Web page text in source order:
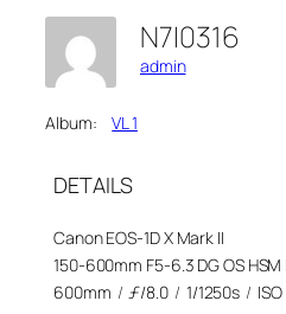
N7I0316
admin
Album: VL 1
DETAILS
Canon EOS-1D X Mark II
150-600mm F5-6.3 DG OS
600mm / ƒ/8.0 / 1/1250s /